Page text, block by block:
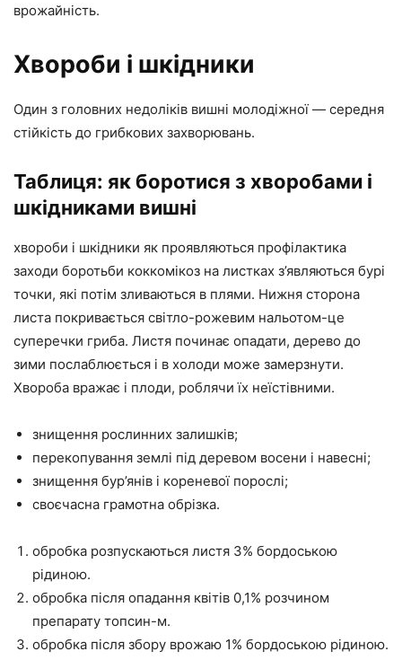
врожайність.
Хвороби і шкідники
Один з головних недоліків вишні молодіжної — середня
стійкість до грибкових захворювань.
Таблиця: як боротися з хворобами і
шкідниками вишні
хвороби і шкідники як проявляються профілактика
заходи боротьби коккомікоз на листках з’являються бурі
точки, які потім зливаються в плями. Нижня сторона
листа покривається світло-рожевим нальотом-це
суперечки гриба. Листя починає опадати, дерево до
зими послаблюється і в холоди може замерзнути.
Хвороба вражає і плоди, роблячи їх неїстівними.
знищення рослинних залишків;
перекопування землі під деревом восени і навесні;
знищення бур’янів і кореневої порослі;
своєчасна грамотна обрізка.
обробка розпускаються листя 3% бордоською
рідиною.
обробка після опадання квітів 0,1% розчином
препарату топсин-м.
обробка після збору врожаю 1% бордоською рідиною.